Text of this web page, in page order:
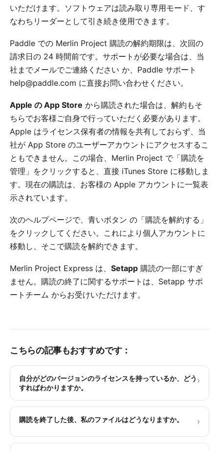
いただけます。ソフトウェアは読み取り専用モード、す
なわちリーダーとして引き続き使用できます。
Paddle での Merlin Project 購読の解約期限は、次回の
請求日の 24 時間前です。サポートが必要な場合は、 当
社までメールでご連絡ください か、Paddle サポート
help@paddle.com に直接お問い合わせください。
Apple の App Store から購読された場合は、解約もそ
ちらでお客様ご自身で行っていただく必要があります。
Apple はライセンス保有者の情報を共有しておらず、当
社が App Store のユーザーアカウントにアクセスするこ
ともできません。この場合、Merlin Project で「購読を
管理」をクリックすると、直接 iTunes Store に移動しま
す。現在の購読は、お客様の Apple アカウントに一覧表
示されています。
次のヘルプページで、 青いボタン の「購読を解約する」
をクリックしてください。これにより個人アカウントに
移動し、そこで購読を解約できます。
Merlin Project Express は、 Setapp 購読の一部にすぎ
ません。購読の終了に関するサポートは、 Setapp サポ
ートチーム からお受けいただけます。
こちらの記事もおすすめです：
自分がどのバージョンのライセンスを持っているか、どう
すればわかりますか。
›
購読を終了した後、私のファイルはどうなりますか。 ›